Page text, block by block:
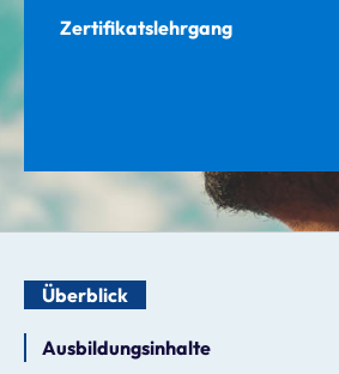
Zertifikatslehrgang
Überblick
Ausbildungsinhalte